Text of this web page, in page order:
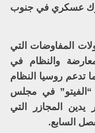
عسكري في جنوب
المفاوضات التي
والنظام في
تدعم روسيا النظام
في مجلس
يدين المجازر التي
السابع.